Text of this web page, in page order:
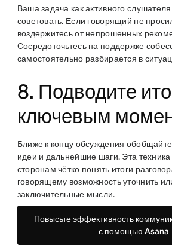
Ваша задача как активного
советовать. Если говорящий не
воздержитесь от непрошенных
Сосредоточьтесь на поддержке
самостоятельно разбирается в
8. Подводите
ключевым
Ближе к концу обсуждения
идеи и дальнейшие шаги. Эта
сторонам чётко понять итоги
говорящему возможность уточнить
заключительные мысли.
Повысьте эффективность
с помощью Asana